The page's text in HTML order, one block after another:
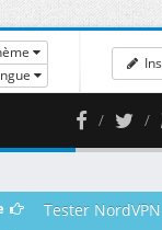
Tester NordVPN